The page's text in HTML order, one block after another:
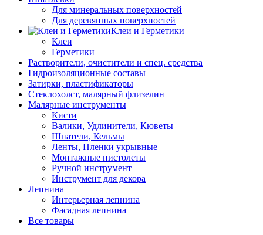
Для минеральных поверхностей
Для деревянных поверхностей
Клеи и Герметики
Клеи
Герметики
Растворители, очистители и спец. средства
Гидроизоляционные составы
Затирки, пластификаторы
Стеклохолст, малярный флизелин
Малярные инструменты
Кисти
Валики, Удлинители, Кюветы
Шпатели, Кельмы
Ленты, Пленки укрывные
Монтажные пистолеты
Ручной инструмент
Инструмент для декора
Лепнина
Интерьерная лепнина
Фасадная лепнина
Все товары